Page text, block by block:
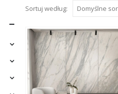
Sortuj według: